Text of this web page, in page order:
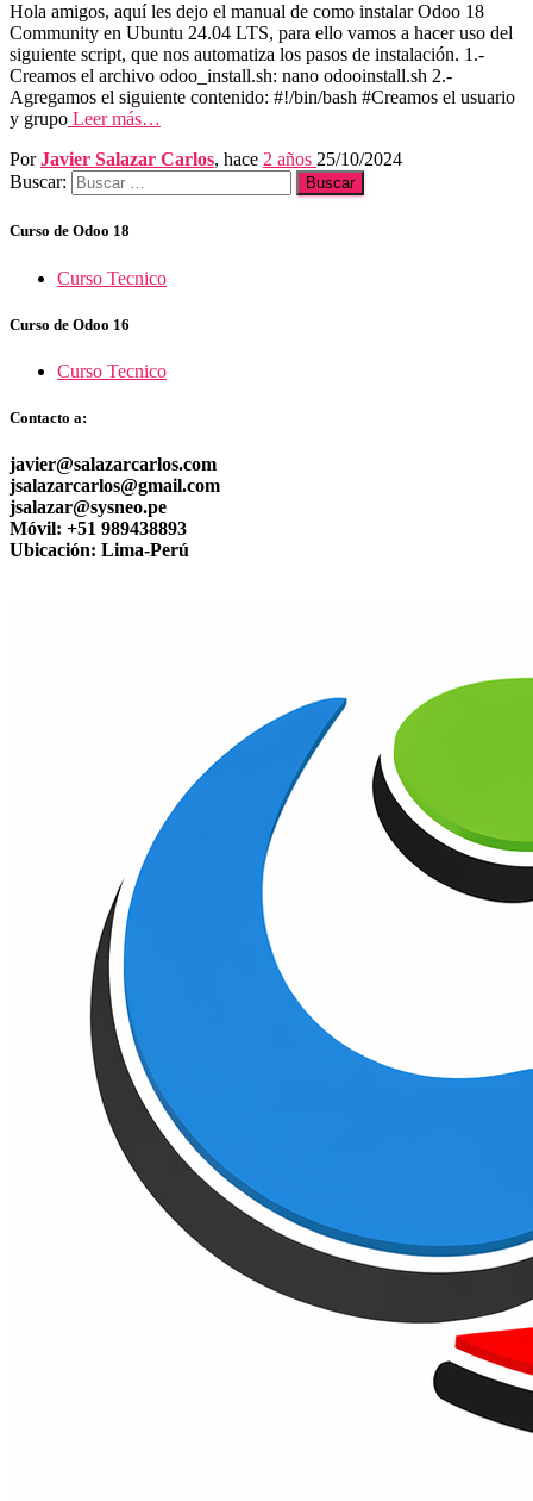
Hola amigos, aquí les dejo el manual de como instalar Odoo 18
Community en Ubuntu 24.04 LTS, para ello vamos a hacer uso del
siguiente script, que nos automatiza los pasos de instalación. 1.-
Creamos el archivo odoo_install.sh: nano odooinstall.sh 2.-
Agregamos el siguiente contenido: #!/bin/bash #Creamos el usuario
y grupo Leer más…
PorJavier Salazar Carlos, hace 2 años 25/10/2024
Buscar:
Curso de Odoo 18
Curso Tecnico
Curso de Odoo 16
Curso Tecnico
Contacto a:
javier@salazarcarlos.com
jsalazarcarlos@gmail.com
jsalazar@sysneo.pe
Móvil: +51 ​989438893
Ubicación: Lima-Perú